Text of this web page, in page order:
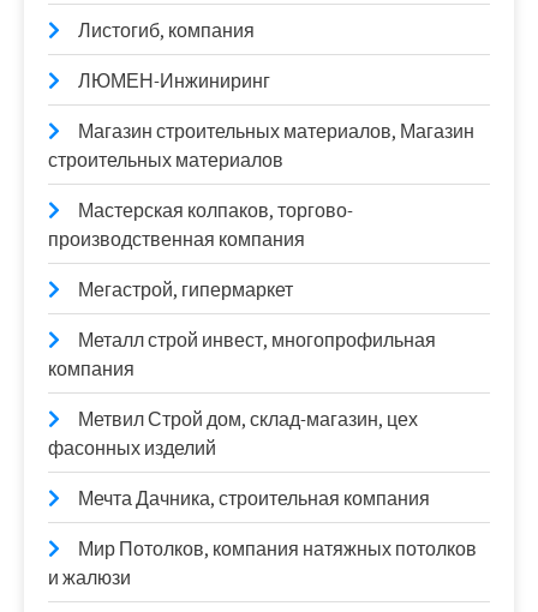
Листогиб, компания
ЛЮМЕН-Инжиниринг
Магазин строительных материалов, Магазин
строительных материалов
Мастерская колпаков, торгово-
производственная компания
Мегастрой, гипермаркет
Металл строй инвест, многопрофильная
компания
Метвил Строй дом, склад-магазин, цех
фасонных изделий
Мечта Дачника, строительная компания
Мир Потолков, компания натяжных потолков
и жалюзи